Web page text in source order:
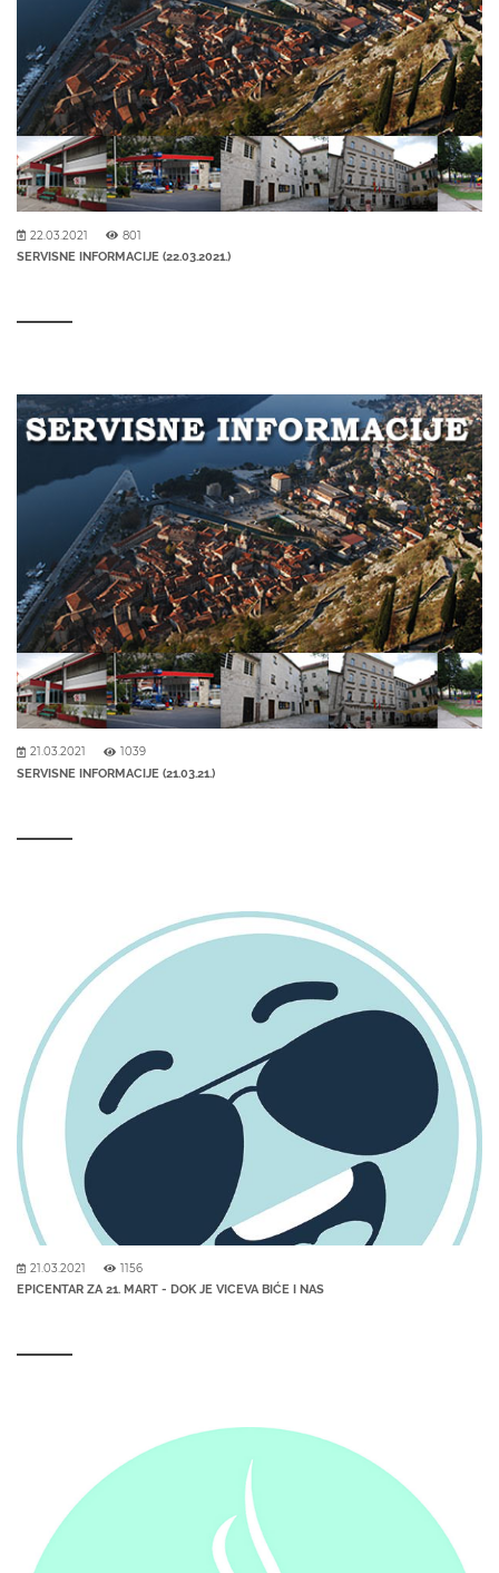
22.03.2021 801
SERVISNE INFORMACIJE (22.03.2021.)
21.03.2021 1039
SERVISNE INFORMACIJE (21.03.21.)
21.03.2021 1156
EPICENTAR ZA 21. MART - DOK JE VICEVA BIĆE I NAS